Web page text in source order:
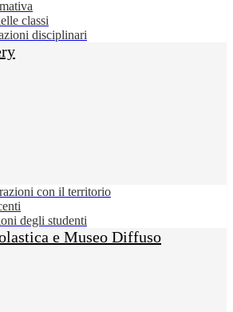
classi
disciplinari
con il territorio
degli studenti
e Museo Diffuso